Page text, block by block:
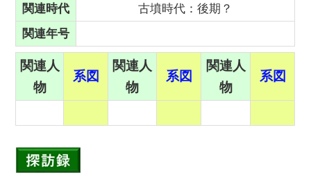
関連時代
古墳時代：後期？
関連年号
関連人
物
系図
関連人
物
系図
関連人
物
系図